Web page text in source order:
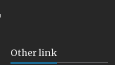
Other link